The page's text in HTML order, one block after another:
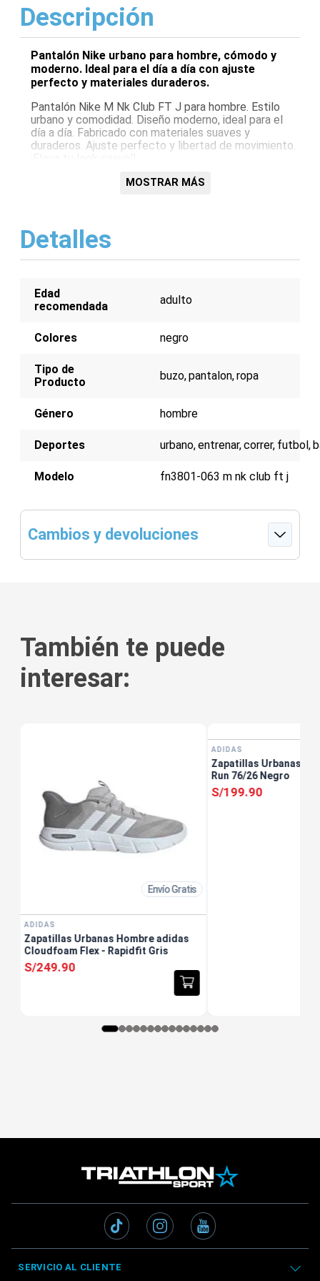
Descripción
Pantalón Nike urbano para hombre, cómodo y
moderno. Ideal para el día a día con ajuste
perfecto y materiales duraderos.
Pantalón Nike M Nk Club FT J para hombre. Estilo
urbano y comodidad. Diseño moderno, ideal para el
día a día. Fabricado con materiales suaves y
duraderos. Ajuste perfecto y libertad de movimiento.
Ajuste cómodo
Diseño moderno
Material duradero
MOSTRAR MÁS
Detalles
Edad
recomendada
adulto
Colores negro
Tipo de
Producto
buzo pantalon ropa
Género hombre
Deportes urbano entrenar correr futbol
Modelo fn3801-063 m nk club ft j
Cambios y devoluciones
También te puede
interesar:
Envío Gratis
ADIDAS
Zapatillas Urbanas Hombre adidas
Cloudfoam Flex - Rapidfit Gris
S/249.90
ADIDAS
Zapatillas Urbanas
Run 76/26 Negro
S/199.90
SERVICIO AL CLIENTE